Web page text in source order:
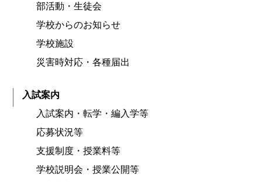
部活動・生徒会
学校からのお知らせ
学校施設
災害時対応・各種届出
入試案内
入試案内・転学・編入学等
応募状況等
支援制度・授業料等
学校説明会・授業公開等